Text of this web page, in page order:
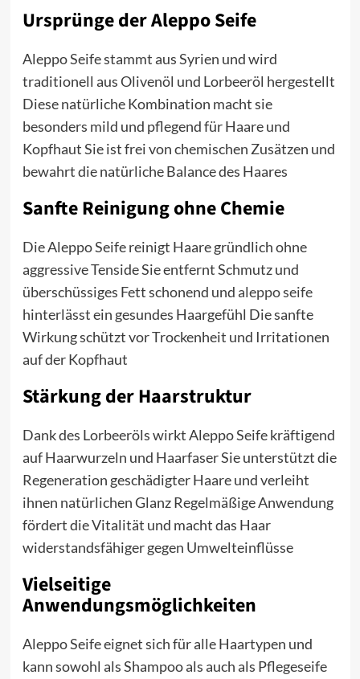
Ursprünge der Aleppo Seife
Aleppo Seife stammt aus Syrien und wird
traditionell aus Olivenöl und Lorbeeröl hergestellt
Diese natürliche Kombination macht sie
besonders mild und pflegend für Haare und
Kopfhaut Sie ist frei von chemischen Zusätzen und
bewahrt die natürliche Balance des Haares
Sanfte Reinigung ohne Chemie
Die Aleppo Seife reinigt Haare gründlich ohne
aggressive Tenside Sie entfernt Schmutz und
überschüssiges Fett schonend und aleppo seife
hinterlässt ein gesundes Haargefühl Die sanfte
Wirkung schützt vor Trockenheit und Irritationen
auf der Kopfhaut
Stärkung der Haarstruktur
Dank des Lorbeeröls wirkt Aleppo Seife kräftigend
auf Haarwurzeln und Haarfaser Sie unterstützt die
Regeneration geschädigter Haare und verleiht
ihnen natürlichen Glanz Regelmäßige Anwendung
fördert die Vitalität und macht das Haar
widerstandsfähiger gegen Umwelteinflüsse
Vielseitige
Anwendungsmöglichkeiten
Aleppo Seife eignet sich für alle Haartypen und
kann sowohl als Shampoo als auch als Pflegeseife